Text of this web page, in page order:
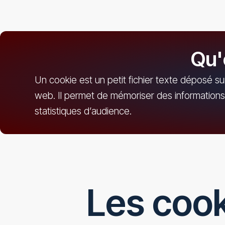
Un cookie est un petit fichier texte déposé
web. Il permet de mémoriser des
statistiques d’audience.
Les